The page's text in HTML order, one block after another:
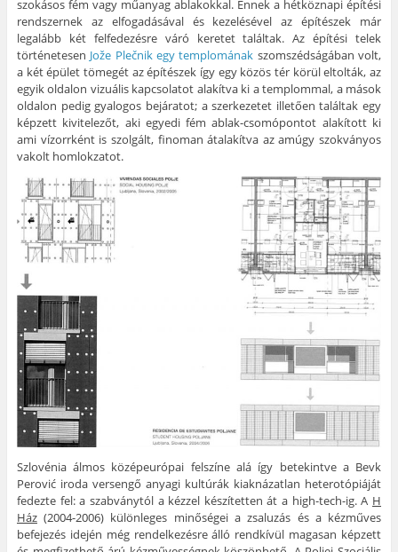
szokásos fém vagy műanyag ablakokkal. Ennek a hétköznapi építési
rendszernek az elfogadásával és kezelésével az építészek már
legalább két felfedezésre váró keretet találtak. Az építési telek
történetesen Jože Plečnik egy templomának szomszédságában volt,
a két épület tömegét az építészek így egy közös tér körül eltolták, az
egyik oldalon vizuális kapcsolatot alakítva ki a templommal, a mások
oldalon pedig gyalogos bejáratot; a szerkezetet illetően találtak egy
képzett kivitelezőt, aki egyedi fém ablak-csomópontot alakított ki
ami vízorrként is szolgált, finoman átalakítva az amúgy szokványos
vakolt homlokzatot.
Szlovénia álmos középeurópai felszíne alá így betekintve a Bevk
Perović iroda versengő anyagi kultúrák kiaknázatlan heterotópiáját
fedezte fel: a szabványtól a kézzel készítetten át a high-tech-ig. A H
Ház(2004-2006) különleges minőségei a zsaluzás és a kézműves
befejezés idején még rendelkezésre álló rendkívül magasan képzett